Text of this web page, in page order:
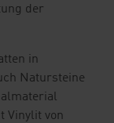
der
in
Natursteine
Vinylit von